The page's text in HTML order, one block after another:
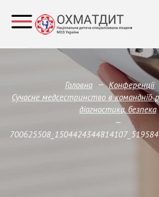
Головна — Конференції
Сучасне медсестринство в командній
діагностика, безпека
—